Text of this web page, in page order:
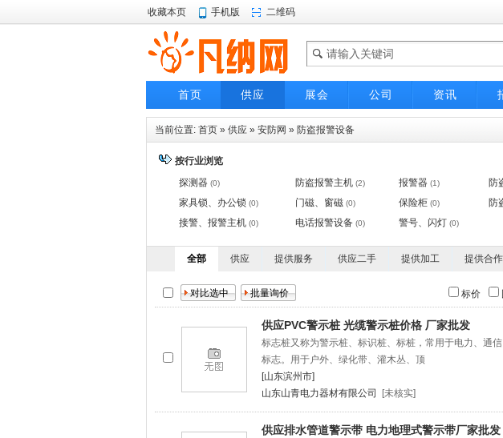
收藏本页 手机版 二维码
首页 供应 展会 公司 资讯
当前位置: 首页 » 供应 » 安防网 » 防盗报警设备
按行业浏览
探测器 (0) 防盗报警主机 (2) 报警器 (1) 防
家具锁、办公锁 (0) 门磁、窗磁 (0) 保险柜 (0) 防
接警、报警主机 (0) 电话报警设备 (0) 警号、闪灯 (0)
全部 供应 提供服务 供应二手 提供加工 提供合作
标价
供应PVC警示桩 光缆警示桩价格 厂家批发
标志桩又称为警示桩、标识桩、标桩，常用于电力、通
标志。用于户外、绿化带、灌木丛、顶
[山东滨州市]
山东山青电力器材有限公司
[未核实]
供应排水管道警示带 电力地理式警示带厂家批发